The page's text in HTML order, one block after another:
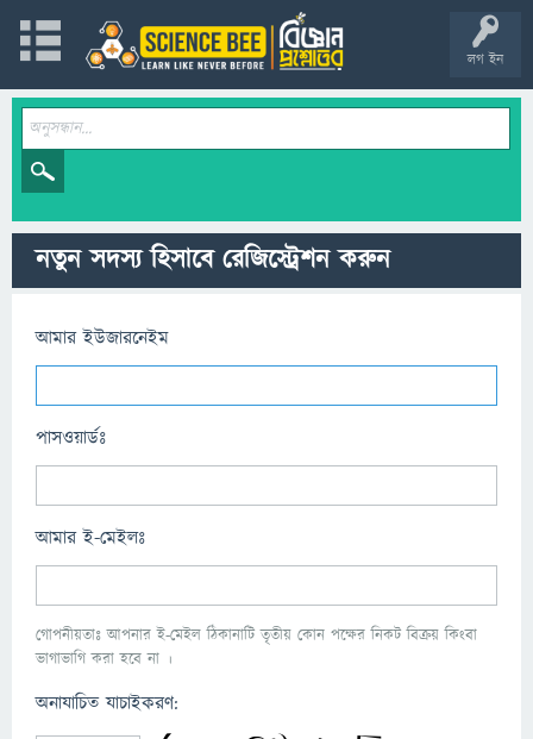
লগ ইন
নতুন সদস্য হিসাবে রেজিস্ট্রেশন করুন
আমার ইউজারনেইম
পাসওয়ার্ডঃ
আমার ই-মেইলঃ
গোপনীয়তাঃ আপনার ই-মেইল ঠিকানাটি তৃতীয় কোন পক্ষের নিকট বিক্রয় কিংবা
ভাগাভাগি করা হবে না ।
অনাযাচিত যাচাইকরণ: